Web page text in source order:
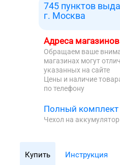
745 пунктов
г. Москва
Адреса магазинов
Обращаем ваше
магазинах могут
указанных на сайте
Цены и наличие
по телефону
Полный комплект
Чехол на аккумулятор
Купить Инструкция